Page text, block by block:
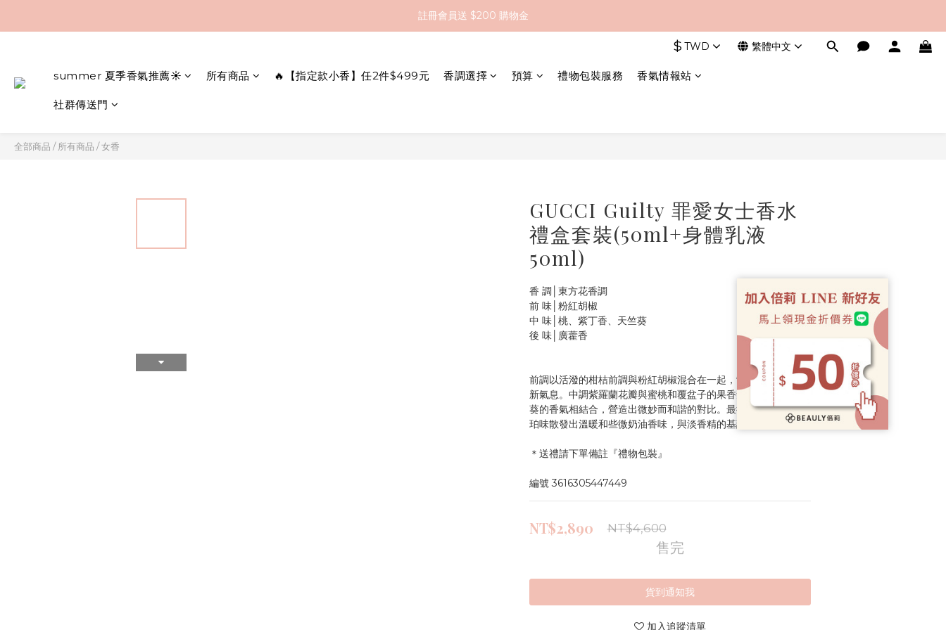
全館滿 $2000 即享免運
全館滿 $2000 即享免運
全館滿 $2000 即享免運
$ TWD 繁體中文
summer 夏季香氣推薦☀️ 所有商品 🔥【指定款小香】任2件$499元 香調選擇 預算 禮物包裝服務 香氣情報站
社群傳送門
全部商品 /所有商品 /女香
GUCCI Guilty 罪愛女士香水
禮盒套裝(50ml+身體乳液
50ml)
香 調│東方花香調
前 味│粉紅胡椒
中 味│桃、紫丁香、天竺葵
後 味│廣藿香
前調以活潑的柑桔前調與粉紅胡椒混合在一起，散發著明亮的清
新氣息。中調紫羅蘭花瓣與蜜桃和覆盆子的果香氣息與埃及天竺
葵的香氣相結合，營造出微妙而和諧的對比。最後，廣藿香和琥
珀味散發出溫暖和些微奶油香味，與淡香精的基調香呼應。
＊送禮請下單備註『禮物包裝』
編號 3616305447449
NT$2,890 NT$4,600
售完
貨到通知我
加入追蹤清單